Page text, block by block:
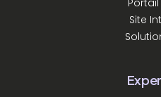
Site